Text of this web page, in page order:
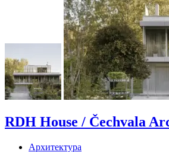
RDH House / Čechvala
Архитектура